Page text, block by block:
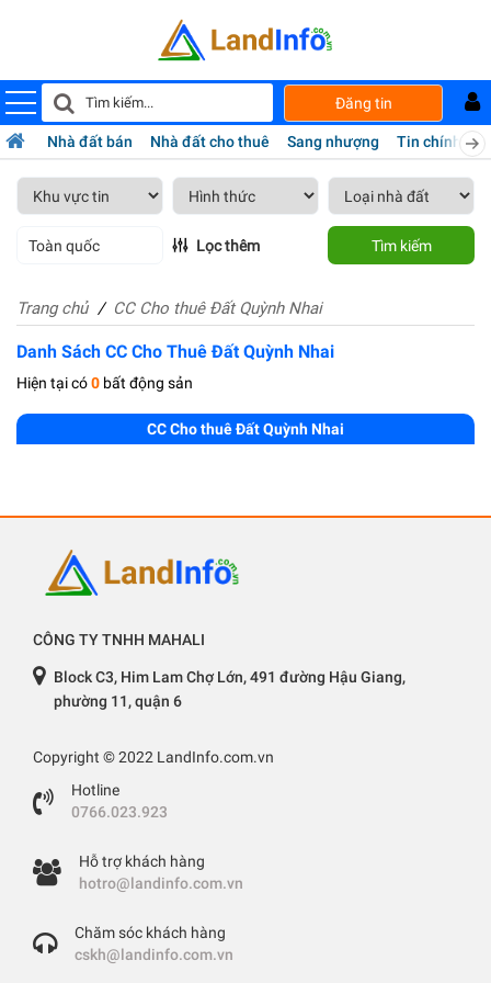
Đăng tin
Nhà đất bán Nhà đất cho thuê Sang nhượng Tin chính chủ
Toàn quốc Lọc thêm Tìm kiếm
Trang chủ CC Cho thuê Đất Quỳnh Nhai
Danh Sách CC Cho Thuê Đất Quỳnh Nhai
Hiện tại có0 bất động sản
CC Cho thuê Đất Quỳnh Nhai
CÔNG TY TNHH MAHALI
Block C3, Him Lam Chợ Lớn, 491 đường Hậu Giang,
phường 11, quận 6
Copyright © 2022 LandInfo.com.vn
Hotline
0766.023.923
Hỗ trợ khách hàng
hotro@landinfo.com.vn
Chăm sóc khách hàng
cskh@landinfo.com.vn